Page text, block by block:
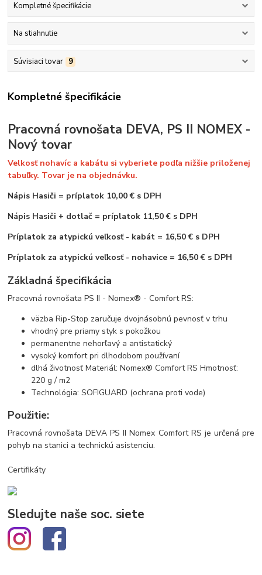
Kompletné špecifikácie
Na stiahnutie
Súvisiaci tovar 9
Kompletné špecifikácie
Pracovná rovnošata DEVA, PS II NOMEX -
Nový tovar
Velkosť nohavíc a kabátu si vyberiete podľa nižšie priloženej
tabuľky. Tovar je na objednávku.
Nápis Hasiči = príplatok 10,00 € s DPH
Nápis Hasiči + dotlač = príplatok 11,50 € s DPH
Príplatok za atypickú veľkosť - kabát = 16,50 € s DPH
Príplatok za atypickú veľkosť - nohavice = 16,50 € s DPH
Základná špecifikácia
Pracovná rovnošata PS II - Nomex® - Comfort RS:
väzba Rip-Stop zaručuje dvojnásobnú pevnosť v trhu
vhodný pre priamy styk s pokožkou
permanentne nehorľavý a antistatický
vysoký komfort pri dlhodobom používaní
dlhá životnosť Materiál: Nomex® Comfort RS Hmotnosť:
220 g / m2
Technológia: SOFIGUARD (ochrana proti vode)
Použitie:
Pracovná rovnošata DEVA PS II Nomex Comfort RS je určená pre
pohyb na stanici a technickú asistenciu.
Certifikáty
Sledujte naše soc. siete